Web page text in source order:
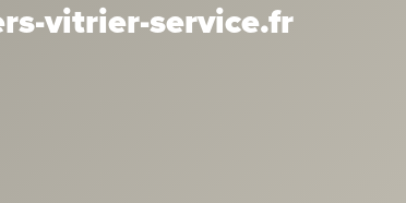
vitrier-service.fr